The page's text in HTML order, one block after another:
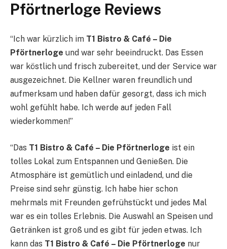
Pförtnerloge Reviews
“Ich war kürzlich im T1 Bistro & Café – Die
Pförtnerloge und war sehr beeindruckt. Das Essen
war köstlich und frisch zubereitet, und der Service war
ausgezeichnet. Die Kellner waren freundlich und
aufmerksam und haben dafür gesorgt, dass ich mich
wohl gefühlt habe. Ich werde auf jeden Fall
wiederkommen!”
“Das T1 Bistro & Café – Die Pförtnerloge ist ein
tolles Lokal zum Entspannen und Genießen. Die
Atmosphäre ist gemütlich und einladend, und die
Preise sind sehr günstig. Ich habe hier schon
mehrmals mit Freunden gefrühstückt und jedes Mal
war es ein tolles Erlebnis. Die Auswahl an Speisen und
Getränken ist groß und es gibt für jeden etwas. Ich
kann das T1 Bistro & Café – Die Pförtnerloge nur